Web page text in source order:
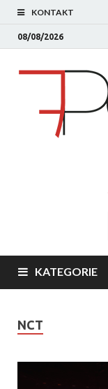
KONTAKT
08/08/2026
KATEGORIE
NCT